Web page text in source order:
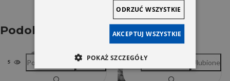
Podobne produkty
SOLD OUTPorównywarka Ulubione SOLD OUTPorównywarka Ulubione
AKCEPTUJ WSZYSTKIE
ODRZUĆ WSZYSTKIE
POKAŻ SZCZEGÓŁY